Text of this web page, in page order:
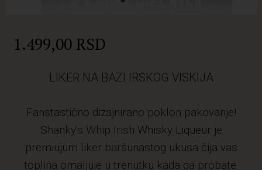
1.499,00 RSD
LIKER NA BAZI IRSKOG VISKIJA
Fanstastično dizajnirano poklon pakovanje!
Shanky's Whip Irish Whisky Liqueur je
premiujum liker baršunastog ukusa čija vas
toplina omaljuje u trenutku kada ga probate.